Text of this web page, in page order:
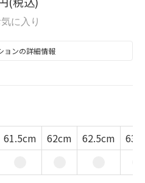
気に入り
ョンの詳細情報
61cm
61.5cm
62cm
61.5cm 62cm 62.5cm